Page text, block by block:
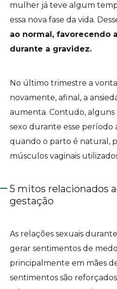
mulher já teve algum
essa nova fase da vida.
ao normal, favorecendo
durante a gravidez.
No último trimestre a
novamente, afinal, a
aumenta. Contudo,
sexo durante esse período
quando o parto é natural,
músculos vaginais
5 mitos relacionados
gestação
As relações sexuais
gerar sentimentos de
principalmente em mães
sentimentos são